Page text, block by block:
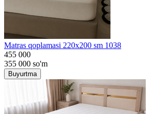
Matras qoplamasi 220x200 sm 1038
455 000
355 000 so'm
Buyurtma